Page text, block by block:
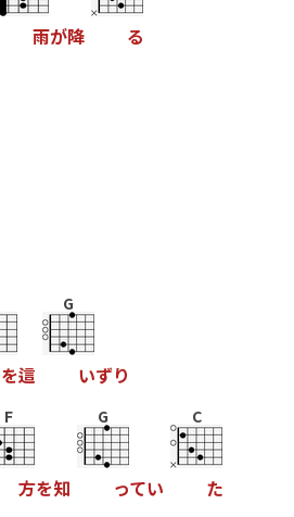
雨が降 る
を這
G
いずり
F
方を知
G
ってい
C
た